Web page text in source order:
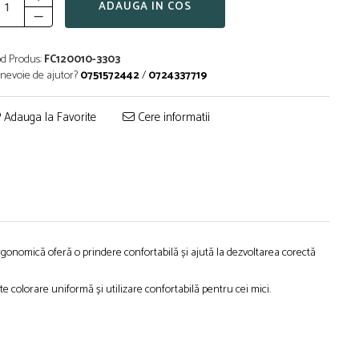
ADAUGA IN COS
Produs:FC120010-3303
de ajutor?0751572442/0724337719
Adauga la Favorite Cere informatii
oferă o prindere confortabilă și ajută la dezvoltarea corectă
colorare uniformă și utilizare confortabilă pentru cei mici.